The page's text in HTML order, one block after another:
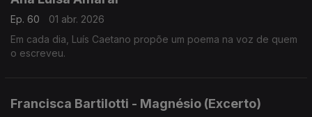
Ep. 60
01 abr. 2026
Em cada dia, Luís Caetano propõe um poema na voz de quem
o escreveu.
Francisca Bartilotti - Magnésio (Excerto)